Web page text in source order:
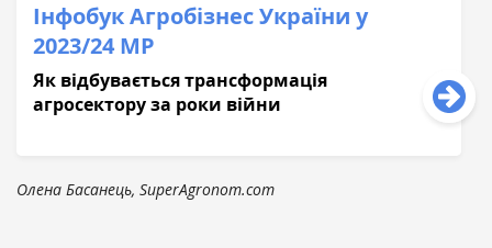
Інфобук Агробізнес України у
2023/24 МР
Як відбувається трансформація
агросектору за роки війни
Олена Басанець, SuperAgronom.com